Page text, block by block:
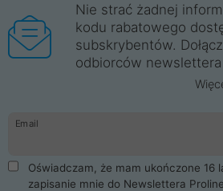
Nie strać żadnej
kodu rabatowego
subskrybentów.
odbiorców
Email
Oświadczam, że mam ukończone 16
zapisanie mnie do Newslettera